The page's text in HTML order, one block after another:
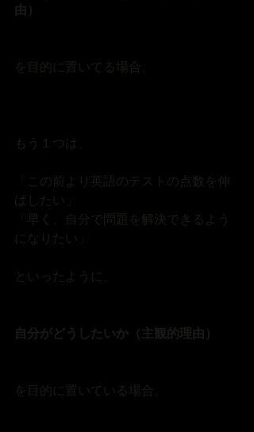
由）
を目的に置いてる場合。
もう１つは、
「この前より英語のテストの点数を伸
ばしたい」
「早く、自分で問題を解決できるよう
になりたい」
といったように、
自分がどうしたいか（主観的理由）
を目的に置いている場合。